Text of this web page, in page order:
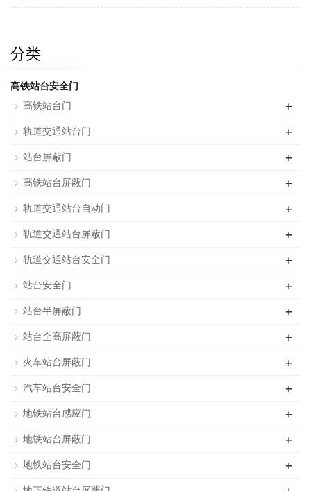
分类
高铁站台安全门
高铁站台门
+
轨道交通站台门 +
站台屏蔽门 +
高铁站台屏蔽门 +
轨道交通站台自动门 +
轨道交通站台屏蔽门 +
轨道交通站台安全门 +
站台安全门 +
站台半屏蔽门 +
站台全高屏蔽门 +
火车站台屏蔽门 +
汽车站台安全门 +
地铁站台感应门 +
地铁站台屏蔽门 +
地铁站台安全门 +